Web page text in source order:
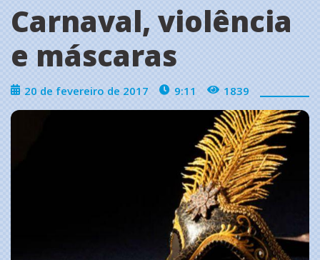
Carnaval, violência
e máscaras
20 de fevereiro de 2017 9:11 1839